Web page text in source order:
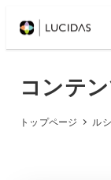
コンテ
トップページ ル